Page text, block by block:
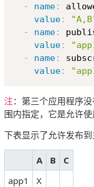
-
name:
value:
-
name:
value:
-
name:
value:
注：第三个应用程序
围内指定，它是允许使
下表显示了允许发布到
A B
C
app1
X